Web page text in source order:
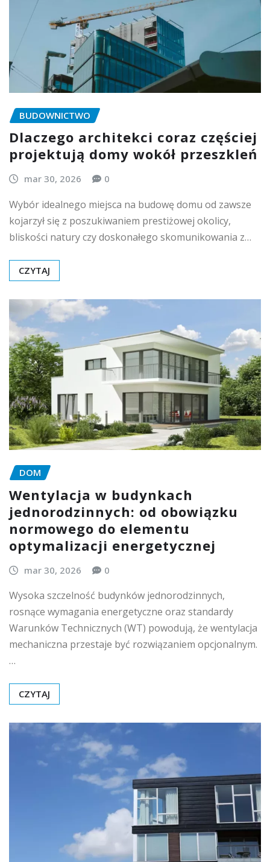
BUDOWNICTWO
Dlaczego architekci coraz częściej
projektują domy wokół przeszkleń
mar 30, 2026 0
Wybór idealnego miejsca na budowę domu od zawsze
kojarzył się z poszukiwaniem prestiżowej okolicy,
bliskości natury czy doskonałego skomunikowania z…
CZYTAJ
DOM
Wentylacja w budynkach
jednorodzinnych: od obowiązku
normowego do elementu
optymalizacji energetycznej
mar 30, 2026 0
Wysoka szczelność budynków jednorodzinnych,
rosnące wymagania energetyczne oraz standardy
Warunków Technicznych (WT) powodują, że wentylacja
mechaniczna przestaje być rozwiązaniem opcjonalnym.
…
CZYTAJ